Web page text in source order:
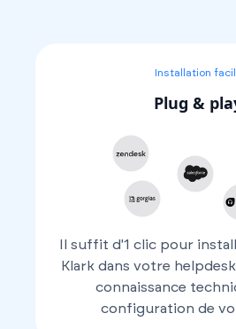
Installation
Plug &
Il suffit d'1 clic pour
Klark dans votre
connaissance
configuration de